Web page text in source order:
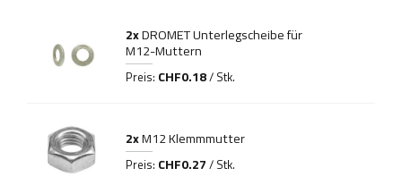
2xDROMET Unterlegscheibe für
M12-Muttern
Preis: CHF0.18/ Stk.
2xM12 Klemmmutter
Preis: CHF0.27 / Stk.